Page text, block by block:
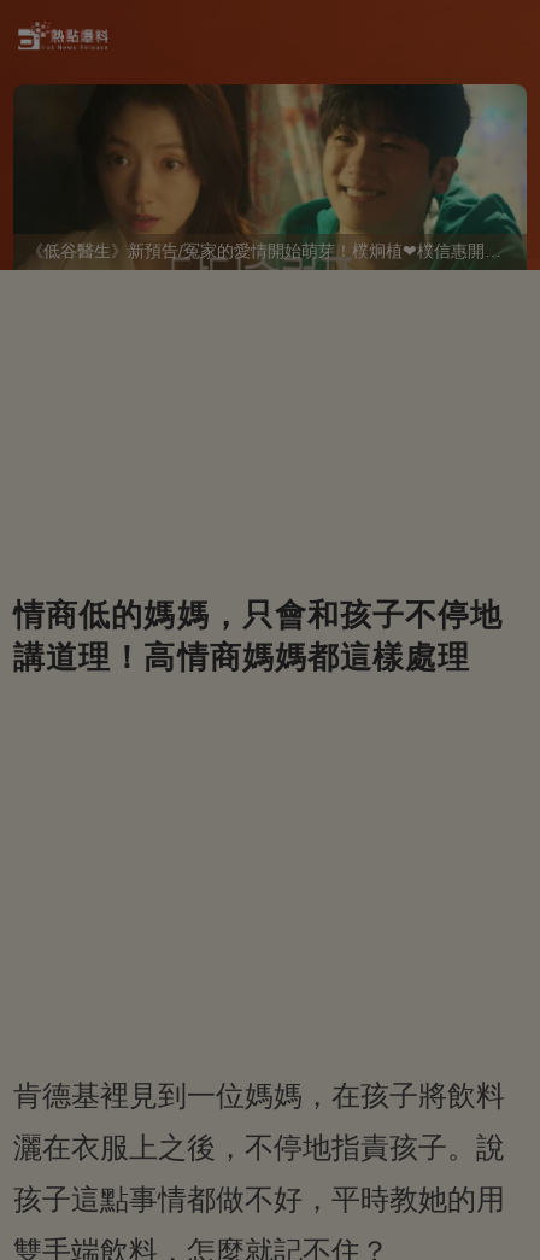
《低谷醫生》新預告/冤家的愛情開始萌芽！樸炯植❤樸信惠開啓「同居生活」互相共鳴、安慰~
情商低的媽媽，只會和孩子不停地
講道理！高情商媽媽都這樣處理
肯德基裡見到一位媽媽，在孩子將飲料
灑在衣服上之後，不停地指責孩子。說
孩子這點事情都做不好，平時教她的用
雙手端飲料，怎麼就記不住？